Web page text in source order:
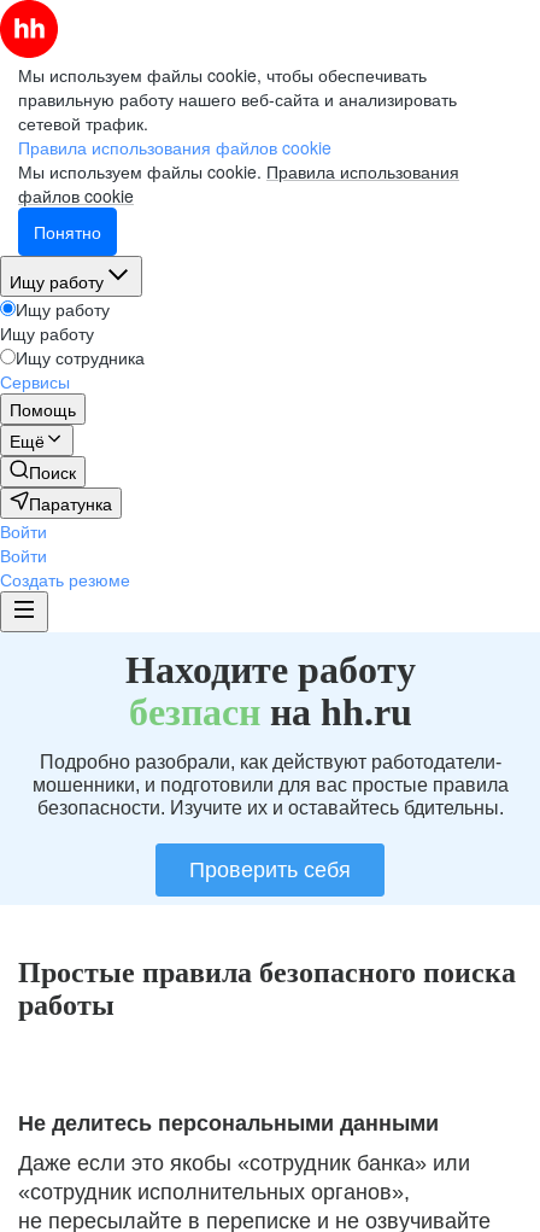
Мы используем файлы cookie, чтобы обеспечивать
правильную работу нашего веб-сайта и анализировать
сетевой трафик.
Правила использования файлов cookie
Мы используем файлы cookie. Правила использования
файлов cookie
Понятно
Ищу работу
Ищу работу
Ищу работу
Ищу сотрудника
Сервисы
Помощь
Ещё
Поиск
Паратунка
Войти
Войти
Создать резюме
Находите работу
безпаснна hh.ru
Подробно разобрали, как действуют работодатели-
мошенники, и подготовили для вас простые правила
безопасности. Изучите их и оставайтесь бдительны.
Проверить себя
Простые правила безопасного поиска
работы
Не делитесь персональными данными
Даже если это якобы «сотрудник банка» или
«сотрудник исполнительных органов»,
не пересылайте в переписке и не озвучивайте